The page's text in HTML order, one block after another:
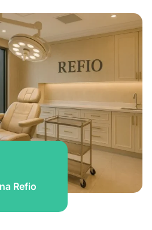
Refio